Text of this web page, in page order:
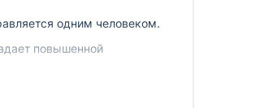
одним человеком.
повышенной